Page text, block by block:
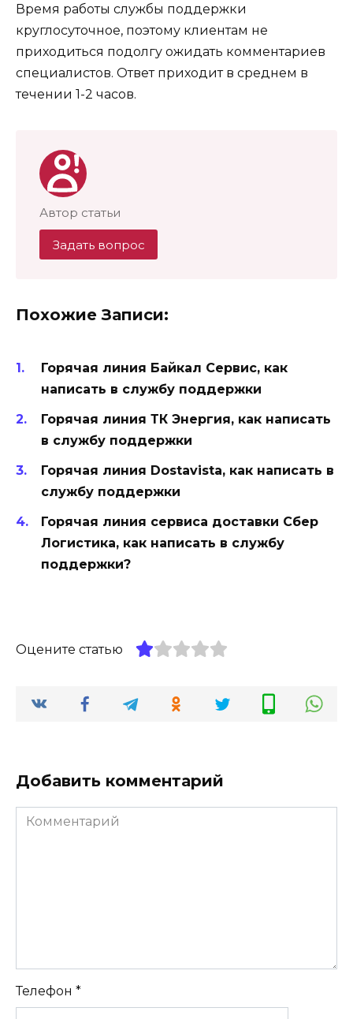
Время работы службы поддержки
круглосуточное, поэтому клиентам не
приходиться подолгу ожидать комментариев
специалистов. Ответ приходит в среднем в
течении 1-2 часов.
Автор статьи
Задать вопрос
Похожие Записи:
Горячая линия Байкал Сервис, как
написать в службу поддержки
Горячая линия ТК Энергия, как написать
в службу поддержки
Горячая линия Dostavista, как написать в
службу поддержки
Горячая линия сервиса доставки Сбер
Логистика, как написать в службу
поддержки?
Оцените статью
Добавить комментарий
Комментарий
Телефон *